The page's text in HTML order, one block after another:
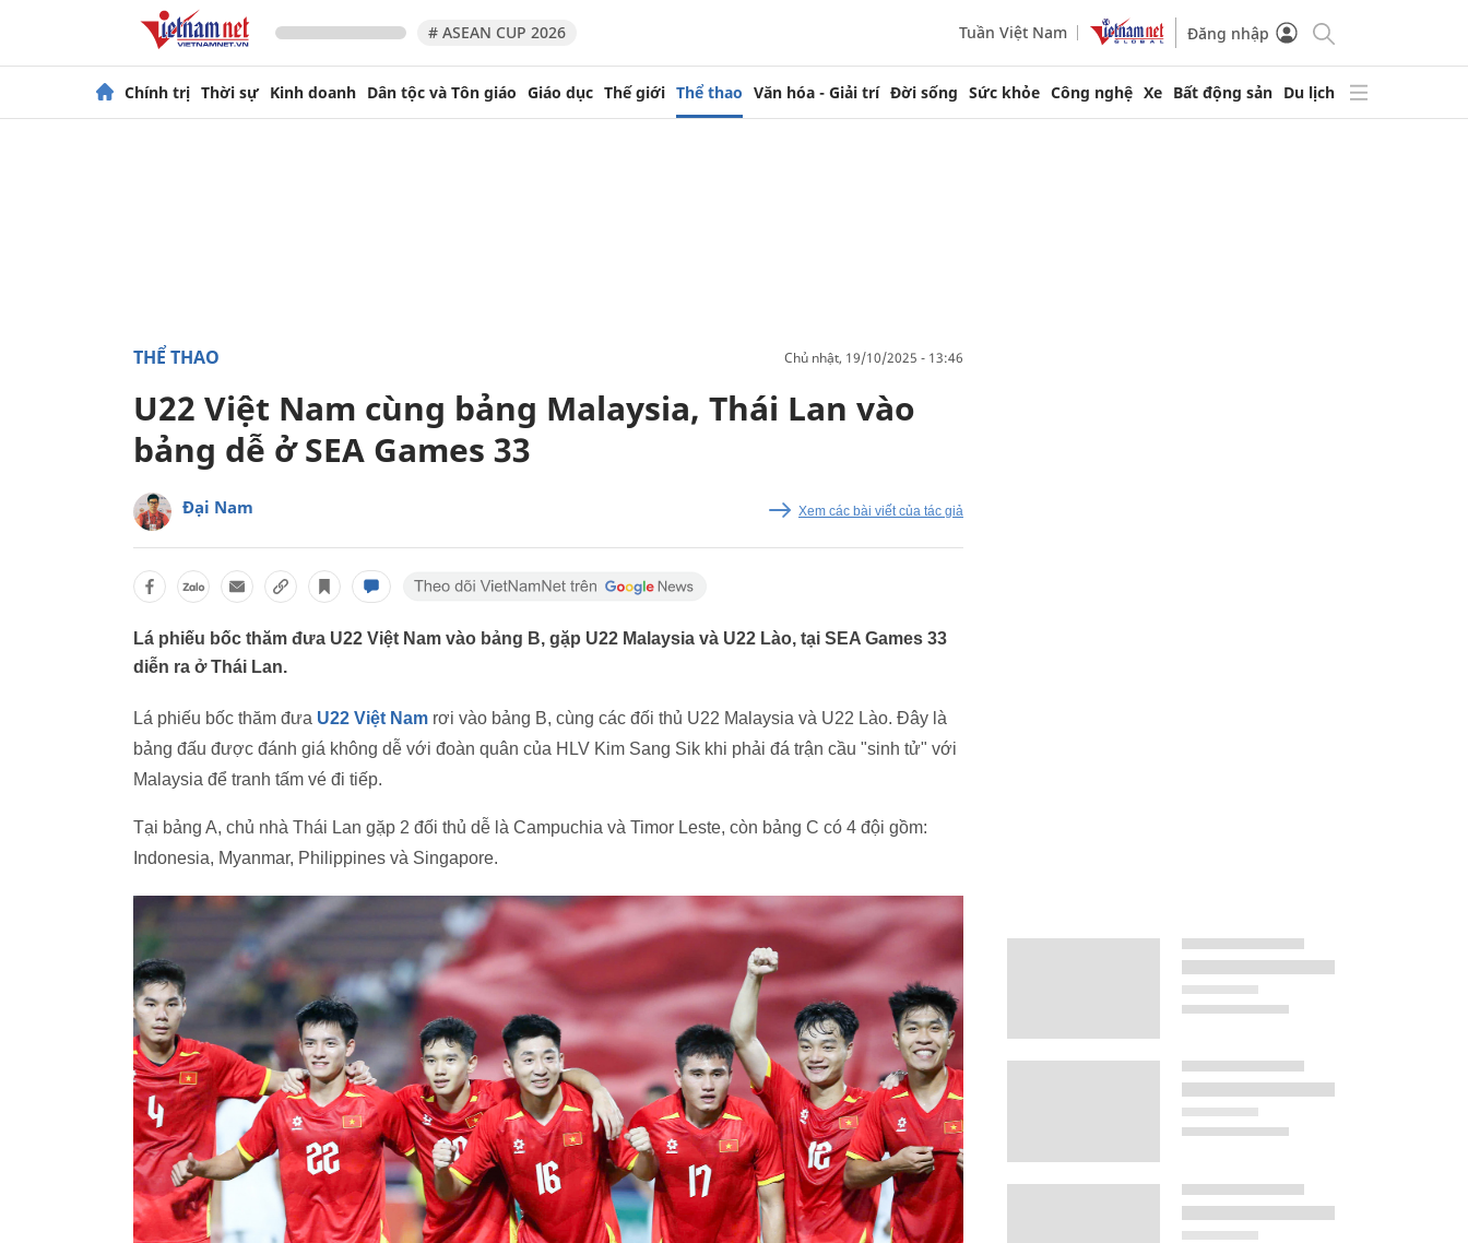
# ASEAN CUP 2026 Tuần Việt Nam Đăng nhập
Chính trị Thời sự Kinh doanh Dân tộc và Tôn giáo Giáo dục Thế giới Thể thao Văn hóa - Giải trí Đời sống Sức khỏe Công nghệ Xe Bất động sản Du lịch
THỂ THAO chủ nhật, 19/10/2025 - 13:46
U22 Việt Nam cùng bảng Malaysia, Thái Lan vào
bảng dễ ở SEA Games 33
Đại Nam Xem các bài viết của tác giả
Lá phiếu bốc thăm đưa U22 Việt Nam vào bảng B, gặp U22 Malaysia và U22 Lào, tại SEA Games 33
diễn ra ở Thái Lan.
Lá phiếu bốc thăm đưa U22 Việt Nam rơi vào bảng B, cùng các đối thủ U22 Malaysia và U22 Lào. Đây là
bảng đấu được đánh giá không dễ với đoàn quân của HLV Kim Sang Sik khi phải đá trận cầu "sinh tử" với
Malaysia để tranh tấm vé đi tiếp.
Tại bảng A, chủ nhà Thái Lan gặp 2 đối thủ dễ là Campuchia và Timor Leste, còn bảng C có 4 đội gồm:
Indonesia, Myanmar, Philippines và Singapore.